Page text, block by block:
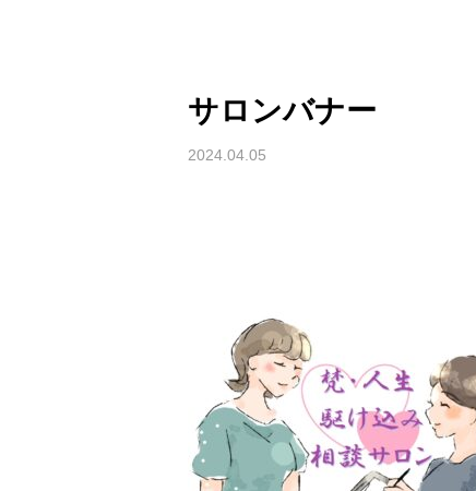
サロンバナー
2024.04.05